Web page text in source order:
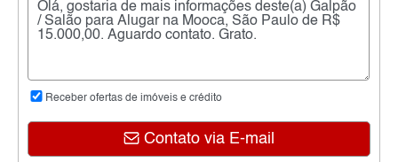
Receber ofertas de imóveis e crédito
Contato via E-mail